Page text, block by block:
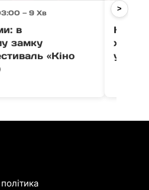
— 9 Хв
в
замку
«Кіно
10
На
укусу
>